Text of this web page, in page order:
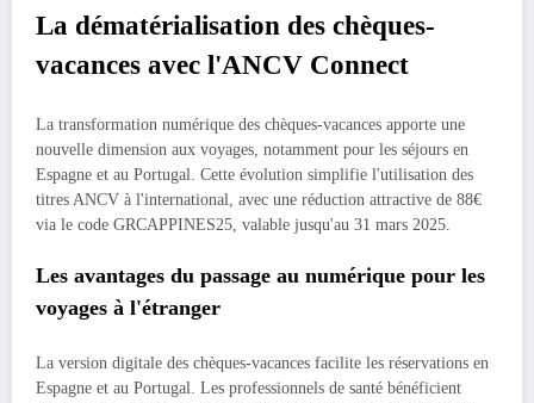
La dématérialisation des chèques-
vacances avec l'ANCV Connect
La transformation numérique des chèques-vacances apporte une
nouvelle dimension aux voyages, notamment pour les séjours en
Espagne et au Portugal. Cette évolution simplifie l'utilisation des
titres ANCV à l'international, avec une réduction attractive de 88€
via le code GRCAPPINES25, valable jusqu'au 31 mars 2025.
Les avantages du passage au numérique pour les
voyages à l'étranger
La version digitale des chèques-vacances facilite les réservations en
Espagne et au Portugal. Les professionnels de santé bénéficient